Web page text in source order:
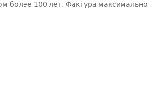
более 100 лет. Фактура